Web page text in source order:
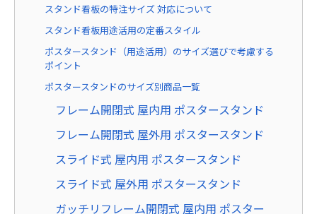
スタンド看板の特注サイズ 対応について
スタンド看板用途活用の定番スタイル
ポスタースタンド（用途活用）のサイズ選びで考慮する
ポイント
ポスタースタンドのサイズ別商品一覧
フレーム開閉式 屋内用 ポスタースタンド
フレーム開閉式 屋外用 ポスタースタンド
スライド式 屋内用 ポスタースタンド
スライド式 屋外用 ポスタースタンド
ガッチリフレーム開閉式 屋内用 ポスター